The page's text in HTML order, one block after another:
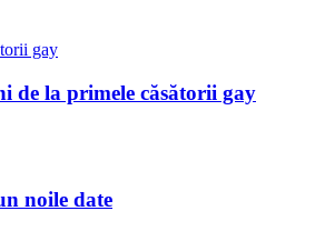
de la primele căsătorii gay
noile date